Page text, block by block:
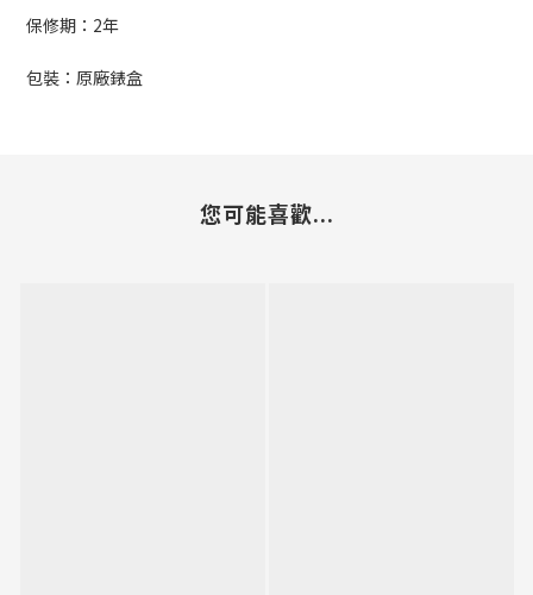
保修期： 2年
包裝：原廠錶盒
您可能喜歡...